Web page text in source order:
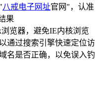
八戒电子网址官网"，认准
果
浏览器，避免IE内核浏览
通过搜索引擎快速定位访
名是否正确，以免误入钓